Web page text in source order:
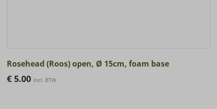
Rosehead (Roos) open, Ø 15cm, foam base
€ 5.00 Incl. BTW